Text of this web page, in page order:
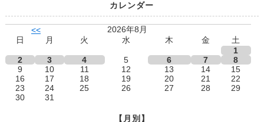
カレンダー
<<
2026年8月
日
月 火 水 木 金
土
1
2
3 4 5 6 7
8
9
10 11 12 13 14
15
16
17 18 19 20 21
22
23
24 25 26 27 28
29
30
31
【月別】